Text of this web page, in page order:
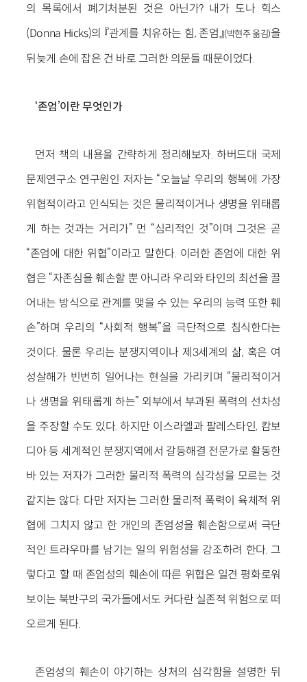
의 목록에서 폐기처분된 것은 아닌가? 내가 도나 힉스
(Donna Hicks)의 『관계를 치유하는 힘, 존엄』(박현주 옮김)을
뒤늦게 손에 잡은 건 바로 그러한 의문들 때문이었다.
‘존엄’이란 무엇인가
먼저 책의 내용을 간략하게 정리해보자. 하버드대 국제
문제연구소 연구원인 저자는 “오늘날 우리의 행복에 가장
위협적이라고 인식되는 것은 물리적이거나 생명을 위태롭
게 하는 것과는 거리가” 먼 “심리적인 것”이며 그것은 곧
“존엄에 대한 위협”이라고 말한다. 이러한 존엄에 대한 위
협은 “자존심을 훼손할 뿐 아니라 우리와 타인의 최선을 끌
어내는 방식으로 관계를 맺을 수 있는 우리의 능력 또한 훼
손”하며 우리의 “사회적 행복”을 극단적으로 침식한다는
것이다. 물론 우리는 분쟁지역이나 제3세계의 삶, 혹은 여
성살해가 빈번히 일어나는 현실을 가리키며 “물리적이거
나 생명을 위태롭게 하는” 외부에서 부과된 폭력의 선차성
을 주장할 수도 있다. 하지만 이스라엘과 팔레스타인, 캄보
디아 등 세계적인 분쟁지역에서 갈등해결 전문가로 활동한
바 있는 저자가 그러한 물리적 폭력의 심각성을 모르는 것
같지는 않다. 다만 저자는 그러한 물리적 폭력이 육체적 위
협에 그치지 않고 한 개인의 존엄성을 훼손함으로써 극단
적인 트라우마를 남기는 일의 위험성을 강조하려 한다. 그
렇다고 할 때 존엄성의 훼손에 따른 위협은 일견 평화로워
보이는 북반구의 국가들에서도 커다란 실존적 위험으로 떠
오르게 된다.
존엄성의 훼손이 야기하는 상처의 심각함을 설명한 뒤